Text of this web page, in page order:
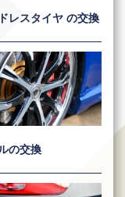
レスタイヤの交換
の交換